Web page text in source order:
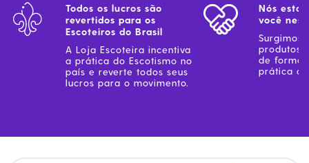
Todos os lucros são
revertidos para os
Escoteiros do Brasil
A Loja Escoteira incentiva
a prática do Escotismo no
país e reverte todos seus
lucros para o movimento.
Nós
você
Surgimos
produtos
de forma
prática